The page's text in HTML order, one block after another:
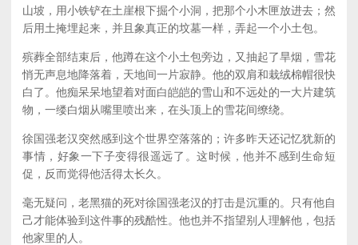
山坡，用小铁铲在土崖根下掘个小洞，把那个小木匣放进去；然
后用土掩埋起来，并且象真正的坟墓一样，弄起一个小土包。
殡葬全部结束后，他蹲在这个小土包旁边，又抽起了旱烟，雪花
悄无声息地降落着，天地间一片寂静。他的双肩和栽绒棉帽很快
白了。他痴呆呆地望着对面白皑皑的雪山和不远处的一大片建筑
物，一缕白烟从嘴里喷出来，在头顶上的雪花间缭绕。
徐国强老汉突然感到这个世界空落落的；许多昨天还记忆犹新的
事情，好象一下子变得很遥远了。这时候，他并不感到生命短
促，反而觉得他活得太长久。
毫无疑问，老黑猫的死对徐国强老汉的打击是沉重的。只有他自
己才能体验到这件事的残酷性。他也并不指望别人理解他，包括
他家里的人。